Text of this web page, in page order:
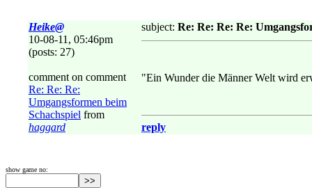
Heike@
10-08-11, 05:46pm
(posts: 27)
comment on comment
Re: Re: Re:
Umgangsformen beim
Schachspiel from
haggard
subject: Re: Re: Re: Re:
"Ein Wunder die Männer Welt wird
reply
show game no: